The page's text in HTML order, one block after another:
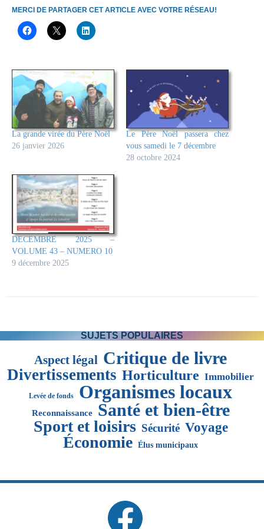
MERCI DE PARTAGER CET ARTICLE AVEC VOTRE RÉSEAU!
La grande virée du Père Noël
26 janvier 2026
Le Père Noël passera chez
vous samedi le 7 décembre
28 octobre 2024
DECEMBRE 2025 –
VOLUME 43 – NUMERO 10
9 décembre 2025
SUJETS POPULAIRES
Aspect légal Critique de livre
Divertissements Horticulture Immobilier
Levée de fonds Organismes locaux
Reconnaissance Santé et bien-être
Sport et loisirs Sécurité Voyage
Économie Élus municipaux